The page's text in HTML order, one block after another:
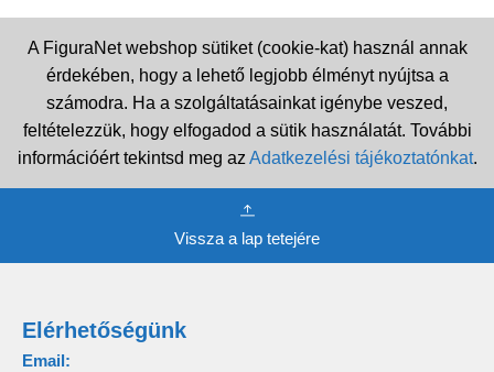
A FiguraNet webshop sütiket (cookie-kat) használ annak
érdekében, hogy a lehető legjobb élményt nyújtsa a
számodra. Ha a szolgáltatásainkat igénybe veszed,
feltételezzük, hogy elfogadod a sütik használatát. További
információért tekintsd meg az Adatkezelési tájékoztatónkat.
Vissza a lap tetejére
Elérhetőségünk
Email: